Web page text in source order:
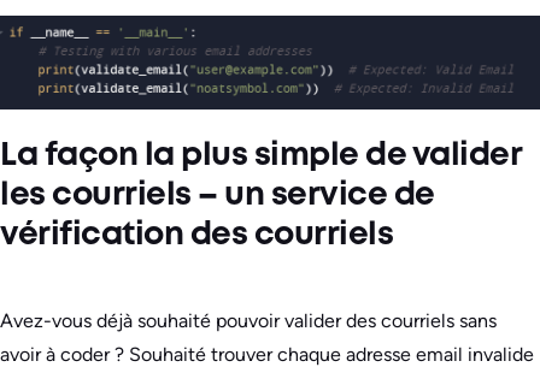
La façon la plus simple de valider
les courriels – un service de
vérification des courriels
Avez-vous déjà souhaité pouvoir valider des courriels sans
avoir à coder ? Souhaité trouver chaque adresse email invalide